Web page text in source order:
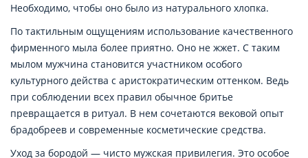
Необходимо, чтобы оно было из натурального хлопка.
По тактильным ощущениям использование качественного
фирменного мыла более приятно. Оно не жжет. С таким
мылом мужчина становится участником особого
культурного действа с аристократическим оттенком. Ведь
при соблюдении всех правил обычное бритье
превращается в ритуал. В нем сочетаются вековой опыт
брадобреев и современные косметические средства.
Уход за бородой — чисто мужская привилегия. Это особое